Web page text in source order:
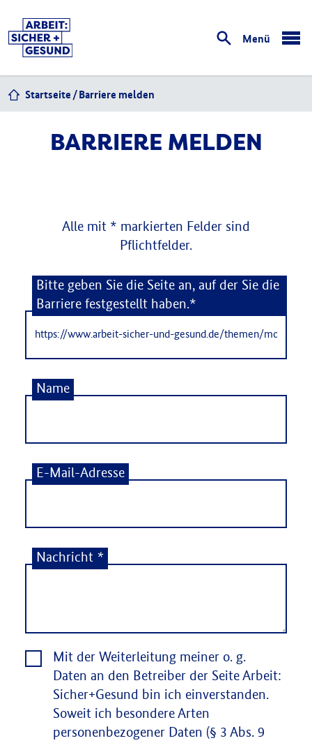
Menü
Startseite Barriere melden
BARRIERE MELDEN
Alle mit * markierten Felder sind
Pflichtfelder.
Barriere melden
Bitte geben Sie die Seite an, auf der Sie die
Barriere festgestellt haben.*
Name
E-Mail-Adresse
Nachricht *
Mit der Weiterleitung meiner o. g.
Daten an den Betreiber der Seite Arbeit:
Sicher+Gesund bin ich einverstanden.
Soweit ich besondere Arten
personenbezogener Daten (§ 3 Abs. 9